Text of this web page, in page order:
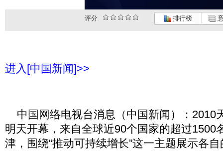
评分 排行榜
进入[中国新闻]>>
中国网络电视台消息（中国新闻）：2010
明天开幕，来自全球近90个国家的超过1500
津，围绕“推动可持续增长”这一主题展示各